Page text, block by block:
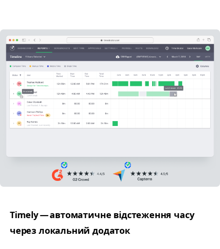
Timely — автоматичне відстеження часу
через локальний додаток